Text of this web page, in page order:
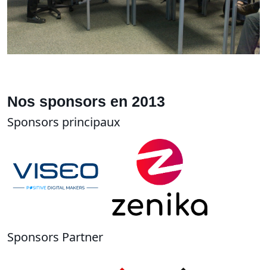
Nos sponsors en 2013
Sponsors principaux
Sponsors Partner